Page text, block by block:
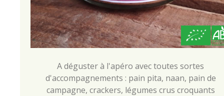
A déguster à l'apéro avec toutes sortes
d'accompagnements : pain pita, naan, pain de
campagne, crackers, légumes crus croquants